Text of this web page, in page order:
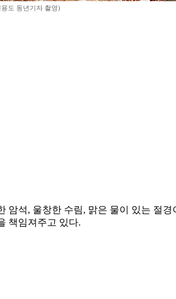
도 동년기자 촬영)
석, 울창한 수림, 맑은 물이 있는 절
책임져주고 있다.